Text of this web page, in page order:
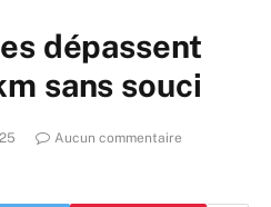
dépassent
sans souci
Aucun commentaire